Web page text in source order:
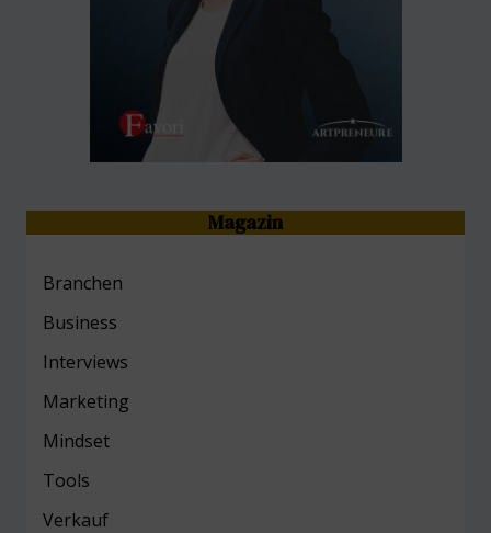
Magazin
Branchen
Business
Interviews
Marketing
Mindset
Tools
Verkauf